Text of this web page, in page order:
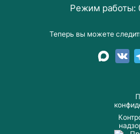
Теперь вы можете
Режим работы: